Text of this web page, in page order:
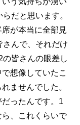
だと思います。
が本当に全部見
んで、それだけ
皆さんの眼差し
想像していたこ
ませんでした。
ったんです。1
、これくらいで